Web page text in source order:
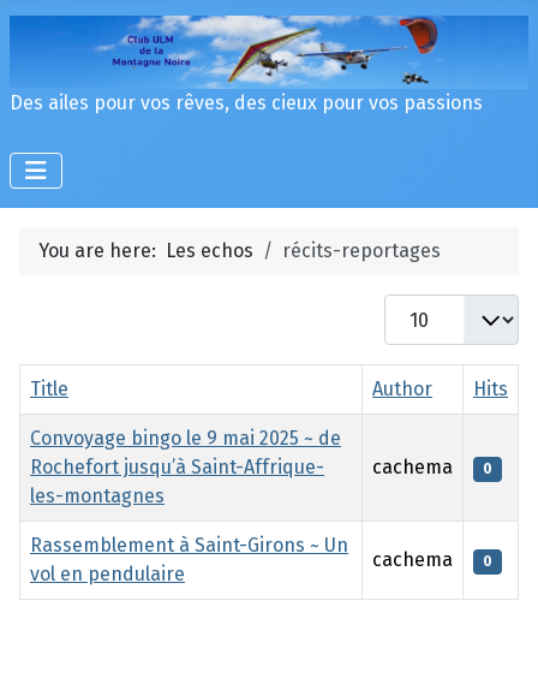
Des ailes pour vos rêves, des cieux pour vos passions
You are here: Les echos récits-reportages
Display #
Title Author Hits
Convoyage bingo le 9 mai 2025 ~ de
Rochefort jusqu’à Saint-Affrique-
les-montagnes
cachema 0
Rassemblement à Saint-Girons ~ Un
vol en pendulaire
cachema 0